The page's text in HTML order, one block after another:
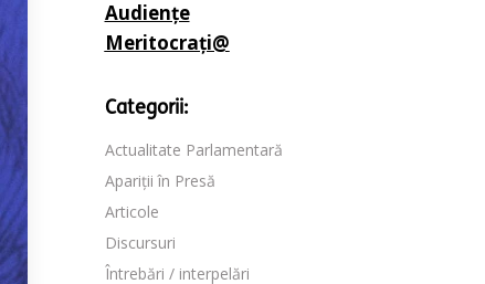
Audiențe
Meritocrați@
Categorii:
Actualitate Parlamentară
Apariții în Presă
Articole
Discursuri
Întrebări / interpelări